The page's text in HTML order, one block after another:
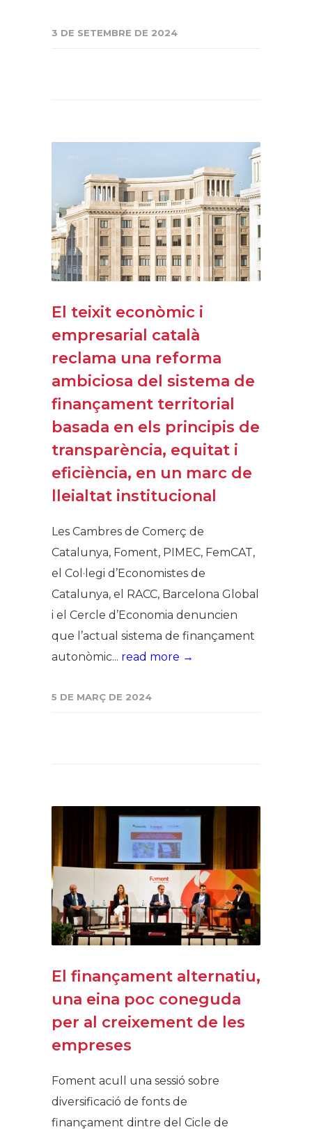
3 DE SETEMBRE DE 2024
El teixit econòmic i
empresarial català
reclama una reforma
ambiciosa del sistema de
finançament territorial
basada en els principis de
transparència, equitat i
eficiència, en un marc de
lleialtat institucional
Les Cambres de Comerç de
Catalunya, Foment, PIMEC, FemCAT,
el Col·legi d’Economistes de
Catalunya, el RACC, Barcelona Global
i el Cercle d’Economia denuncien
que l’actual sistema de finançament
autonòmic... read more →
5 DE MARÇ DE 2024
El finançament alternatiu,
una eina poc coneguda
per al creixement de les
empreses
Foment acull una sessió sobre
diversificació de fonts de
finançament dintre del Cicle de